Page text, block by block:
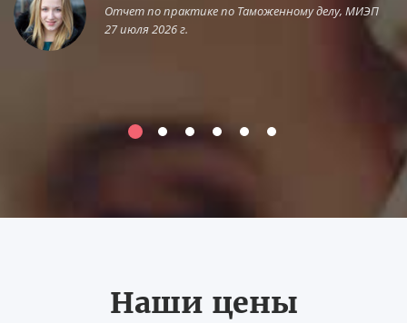
Отчет по практике по Таможенному делу, МИЭП
27 июля 2026 г.
Наши цены